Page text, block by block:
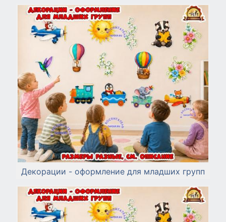
Декорации - оформление для младших групп